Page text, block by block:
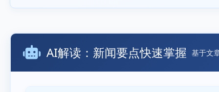
AI解读：新闻要点快速掌握 基于文